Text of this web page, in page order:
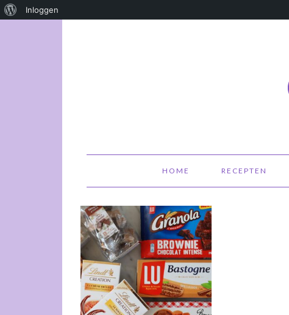
Over
Inloggen
HOME RECEPTEN